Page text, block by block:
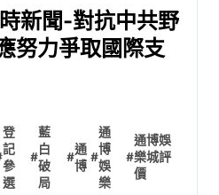
新聞-對抗中共野
努力爭取國際支
登
記
參
選
#
藍
白
破
局
#
通
博
#
通
博
娛
樂
#
通博娛
樂城評
價